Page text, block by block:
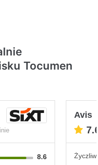
Tocumen
8.6
Avis